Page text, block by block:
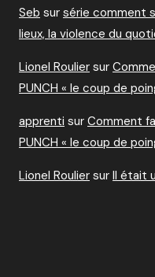
Seb sur série comment
lieux, la violence du
Lionel Roulier sur
PUNCH « le coup de
apprenti sur Comment
PUNCH « le coup de
Lionel Roulier sur Il était